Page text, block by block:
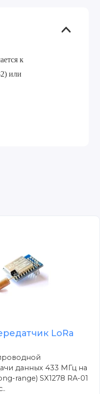
к
или
LoRa
данных 433 МГц на
range) SX1278 RA-01